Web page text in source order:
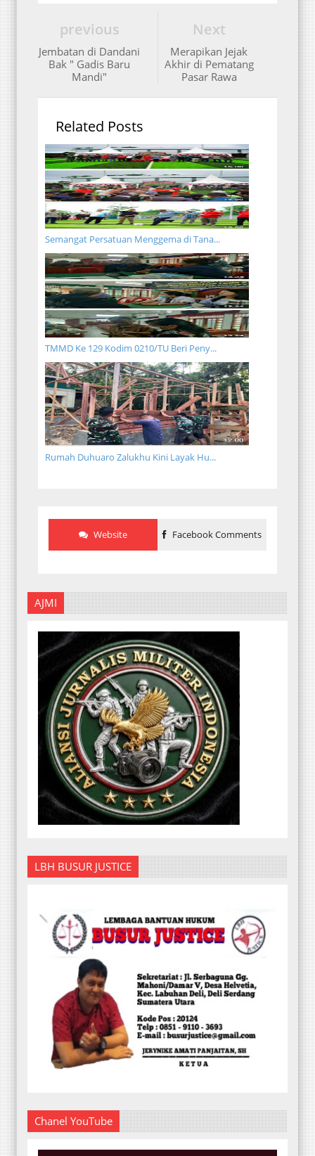
Next
Merapikan Jejak
Akhir di Pematang
Pasar Rawa
previous
Jembatan di Dandani
Bak " Gadis Baru
Mandi"
Related Posts
Semangat Persatuan Menggema di Tana...
TMMD Ke 129 Kodim 0210/TU Beri Peny...
Rumah Duhuaro Zalukhu Kini Layak Hu...
Website Facebook Comments
AJMI
LBH BUSUR JUSTICE
Chanel YouTube